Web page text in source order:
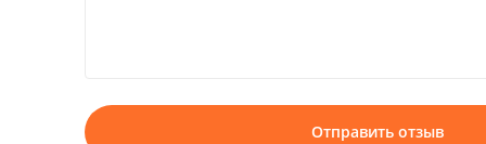
Отправить отзыв